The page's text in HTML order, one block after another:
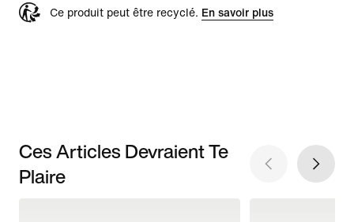
Ce produit peut être recyclé. En savoir plus
Ces Articles Devraient Te
Plaire